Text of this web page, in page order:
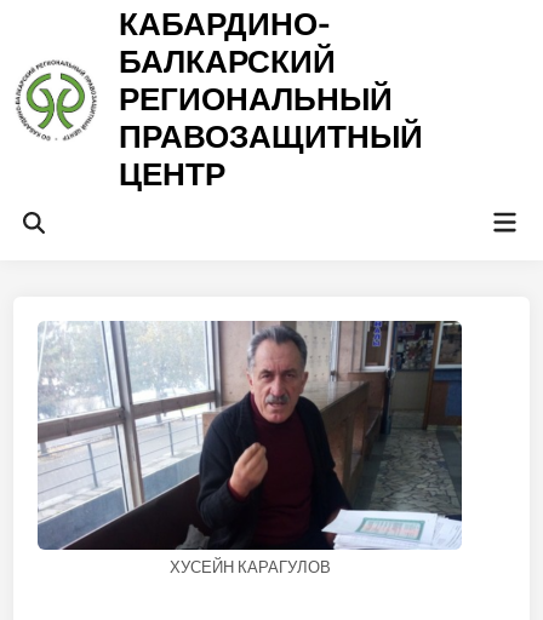
содержимому
КАБАРДИНО-
БАЛКАРСКИЙ
РЕГИОНАЛЬНЫЙ
ПРАВОЗАЩИТНЫЙ
ЦЕНТР
Открыть
ХУСЕЙН КАРАГУЛОВ